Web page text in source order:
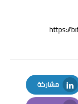
مشاركة
LinkedIn